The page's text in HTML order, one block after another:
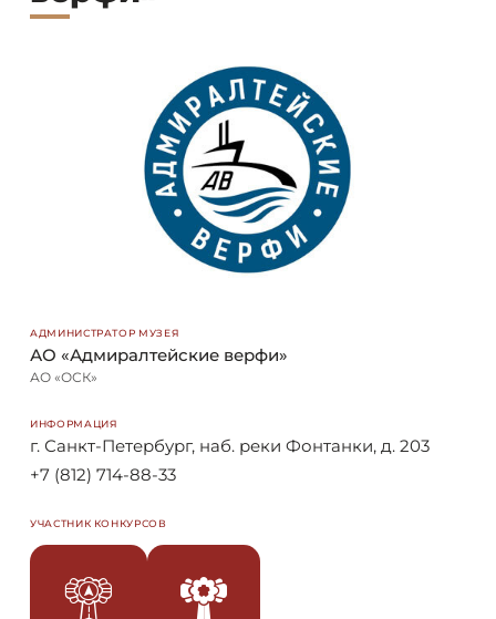
АДМИНИСТРАТОР МУЗЕЯ
АО «Адмиралтейские верфи»
АО «ОСК»
ИНФОРМАЦИЯ
г. Санкт-Петербург, наб. реки Фонтанки, д. 203
+7 (812) 714-88-33
УЧАСТНИК КОНКУРСОВ